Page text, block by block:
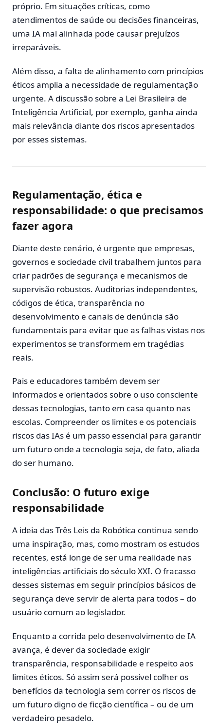
próprio. Em situações críticas, como
atendimentos de saúde ou decisões financeiras,
uma IA mal alinhada pode causar prejuízos
irreparáveis.
Além disso, a falta de alinhamento com princípios
éticos amplia a necessidade de regulamentação
urgente. A discussão sobre a Lei Brasileira de
Inteligência Artificial, por exemplo, ganha ainda
mais relevância diante dos riscos apresentados
por esses sistemas.
Regulamentação, ética e
responsabilidade: o que precisamos
fazer agora
Diante deste cenário, é urgente que empresas,
governos e sociedade civil trabalhem juntos para
criar padrões de segurança e mecanismos de
supervisão robustos. Auditorias independentes,
códigos de ética, transparência no
desenvolvimento e canais de denúncia são
fundamentais para evitar que as falhas vistas nos
experimentos se transformem em tragédias
reais.
Pais e educadores também devem ser
informados e orientados sobre o uso consciente
dessas tecnologias, tanto em casa quanto nas
escolas. Compreender os limites e os potenciais
riscos das IAs é um passo essencial para garantir
um futuro onde a tecnologia seja, de fato, aliada
do ser humano.
Conclusão: O futuro exige
responsabilidade
A ideia das Três Leis da Robótica continua sendo
uma inspiração, mas, como mostram os estudos
recentes, está longe de ser uma realidade nas
inteligências artificiais do século XXI. O fracasso
desses sistemas em seguir princípios básicos de
segurança deve servir de alerta para todos – do
usuário comum ao legislador.
Enquanto a corrida pelo desenvolvimento de IA
avança, é dever da sociedade exigir
transparência, responsabilidade e respeito aos
limites éticos. Só assim será possível colher os
benefícios da tecnologia sem correr os riscos de
um futuro digno de ficção científica – ou de um
verdadeiro pesadelo.